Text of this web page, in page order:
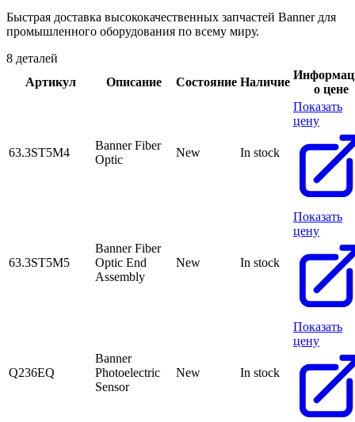
Быстрая доставка высококачественных запчастей Banner для
промышленного оборудования по всему миру.
8 деталей
Артикул
Описание Состояние Наличие
о цене
63.3ST5M4
Banner Fiber
Optic
New In stock
Показать
цену
63.3ST5M5
Banner Fiber
Optic End
Assembly
New In stock
Показать
цену
Q236EQ
Banner
Photoelectric
Sensor
New In stock
Показать
цену